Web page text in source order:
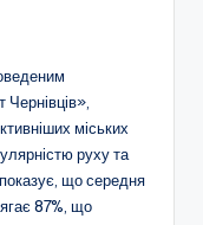
міських
руху та
що середня
87%, що